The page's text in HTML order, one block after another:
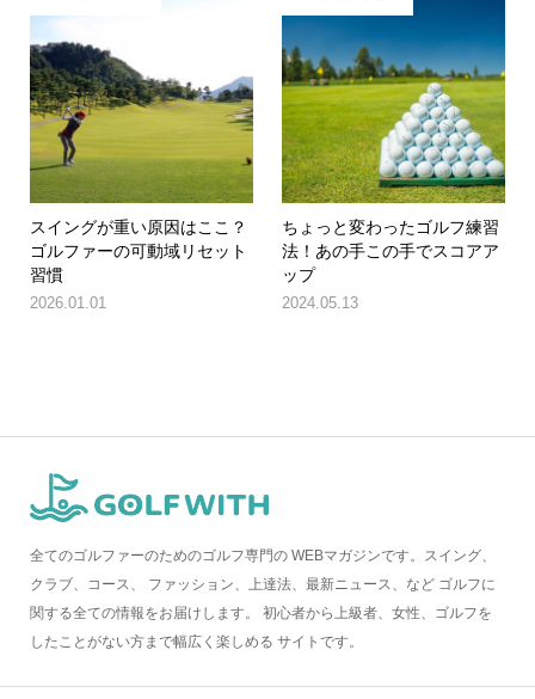
スイングが重い原因はここ？
ゴルファーの可動域リセット
習慣
2026.01.01
ちょっと変わったゴルフ練習
法！あの手この手でスコアア
ップ
2024.05.13
全てのゴルファーのためのゴルフ専門の WEBマガジンです。スイング、
クラブ、コース、 ファッション、上達法、最新ニュース、など ゴルフに
関する全ての情報をお届けします。 初心者から上級者、女性、ゴルフを
したことがない方まで幅広く楽しめる サイトです。